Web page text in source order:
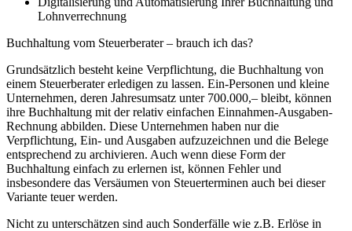
Lohnverrechnung
Buchhaltung vom Steuerberater – brauch ich das?
Grundsätzlich besteht keine Verpflichtung, die Buchhaltung von
einem Steuerberater erledigen zu lassen. Ein-Personen und kleine
Unternehmen, deren Jahresumsatz unter 700.000,– bleibt, können
ihre Buchhaltung mit der relativ einfachen Einnahmen-Ausgaben-
Rechnung abbilden. Diese Unternehmen haben nur die
Verpflichtung, Ein- und Ausgaben aufzuzeichnen und die Belege
entsprechend zu archivieren. Auch wenn diese Form der
Buchhaltung einfach zu erlernen ist, können Fehler und
insbesondere das Versäumen von Steuerterminen auch bei dieser
Variante teuer werden.
Nicht zu unterschätzen sind auch Sonderfälle wie z.B. Erlöse in